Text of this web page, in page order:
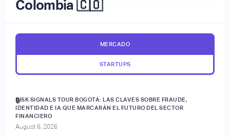
Colombia 🇨🇴
MERCADO
STARTUPS
RISK SIGNALS TOUR BOGOTÁ: LAS CLAVES SOBRE FRAUDE,
IDENTIDAD E IA QUE MARCARÁN EL FUTURO DEL SECTOR
FINANCIERO
August 6, 2026
🔒